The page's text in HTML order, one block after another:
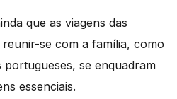
que as viagens das
se com a família, como
se enquadram
essenciais.